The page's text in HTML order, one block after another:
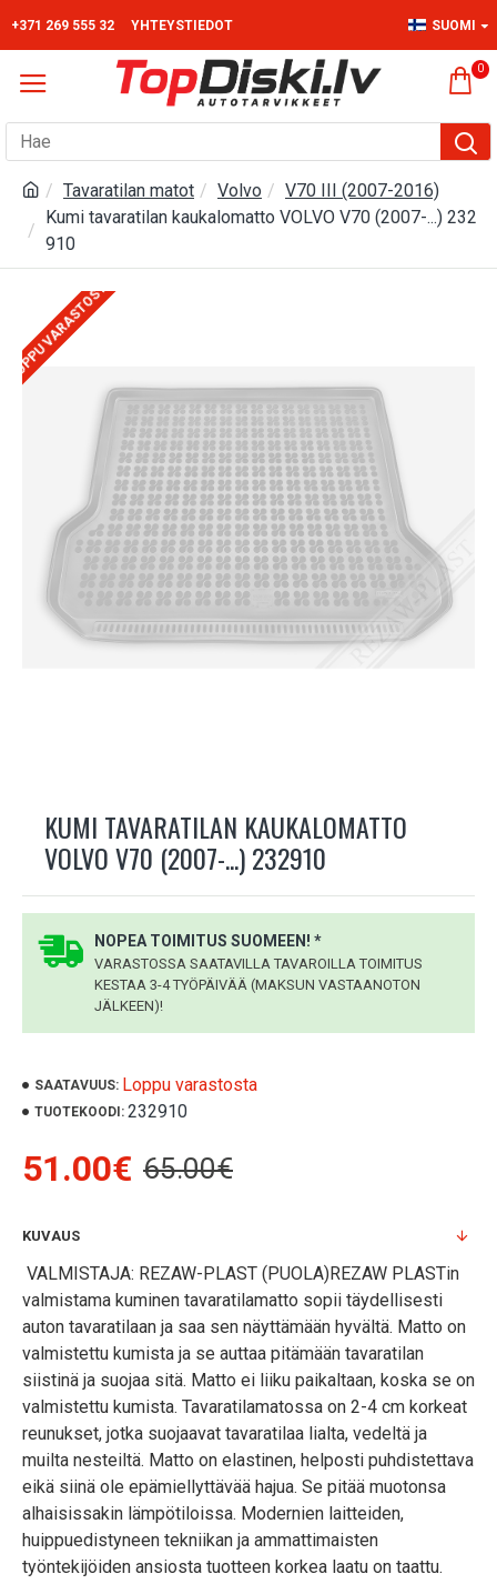
+371 269 555 32 YHTEYSTIEDOT SUOMI
0
Tavaratilan matot Volvo
V70 III (2007-2016)
Kumi tavaratilan kaukalomatto VOLVO V70 (2007-...) 232
910
LOPPU VARASTOSTA
KUMI TAVARATILAN KAUKALOMATTO
VOLVO V70 (2007-...) 232910
NOPEA TOIMITUS SUOMEEN! *
VARASTOSSA SAATAVILLA TAVAROILLA TOIMITUS
KESTAA 3-4 TYÖPÄIVÄÄ (MAKSUN VASTAANOTON
JÄLKEEN)!
SAATAVUUS: Loppu varastosta
TUOTEKOODI: 232910
51.00€ 65.00€
KUVAUS
VALMISTAJA: REZAW-PLAST (PUOLA)REZAW PLASTin
valmistama kuminen tavaratilamatto sopii täydellisesti
auton tavaratilaan ja saa sen näyttämään hyvältä. Matto on
valmistettu kumista ja se auttaa pitämään tavaratilan
siistinä ja suojaa sitä. Matto ei liiku paikaltaan, koska se on
valmistettu kumista. Tavaratilamatossa on 2-4 cm korkeat
reunukset, jotka suojaavat tavaratilaa lialta, vedeltä ja
muilta nesteiltä. Matto on elastinen, helposti puhdistettava
eikä siinä ole epämiellyttävää hajua. Se pitää muotonsa
alhaisissakin lämpötiloissa. Modernien laitteiden,
huippuedistyneen tekniikan ja ammattimaisten
työntekijöiden ansiosta tuotteen korkea laatu on taattu.